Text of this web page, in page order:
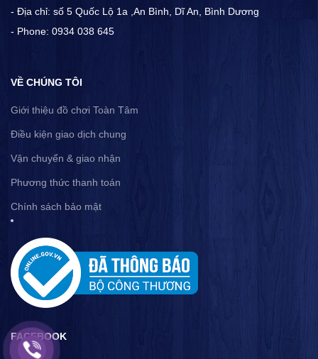
- Địa chỉ: số 5 Quốc Lộ 1a ,An Bình, Dĩ An, Bình Dương
- Phone: 0934 038 645
VỀ CHÚNG TÔI
Giới thiệu đồ chơi Toàn Tâm
Điều kiện giao dịch chung
Vận chuyển & giao nhận
Phương thức thanh toán
Chính sách bảo mật
FACEBOOK